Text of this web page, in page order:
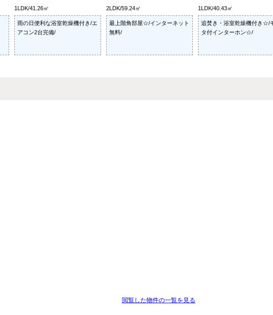
1LDK/41.26㎡
雨の日便利な浴室乾燥機付き/エ
アコン2台完備/
2LDK/59.24㎡
最上階角部屋☆/インターネット
無料/
1LDK/40.43㎡
追焚き・浴室乾燥機付き☆/
タ付インターホン☆/
閲覧した物件の一覧を見る